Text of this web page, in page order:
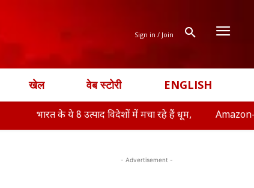
Sign in / Join
खेल वेब स्टोरी ENGLISH
भारत के ये 8 उत्पाद विदेशों में मचा रहे हैं धूम, Amazon-Flipkart
- Advertisement -